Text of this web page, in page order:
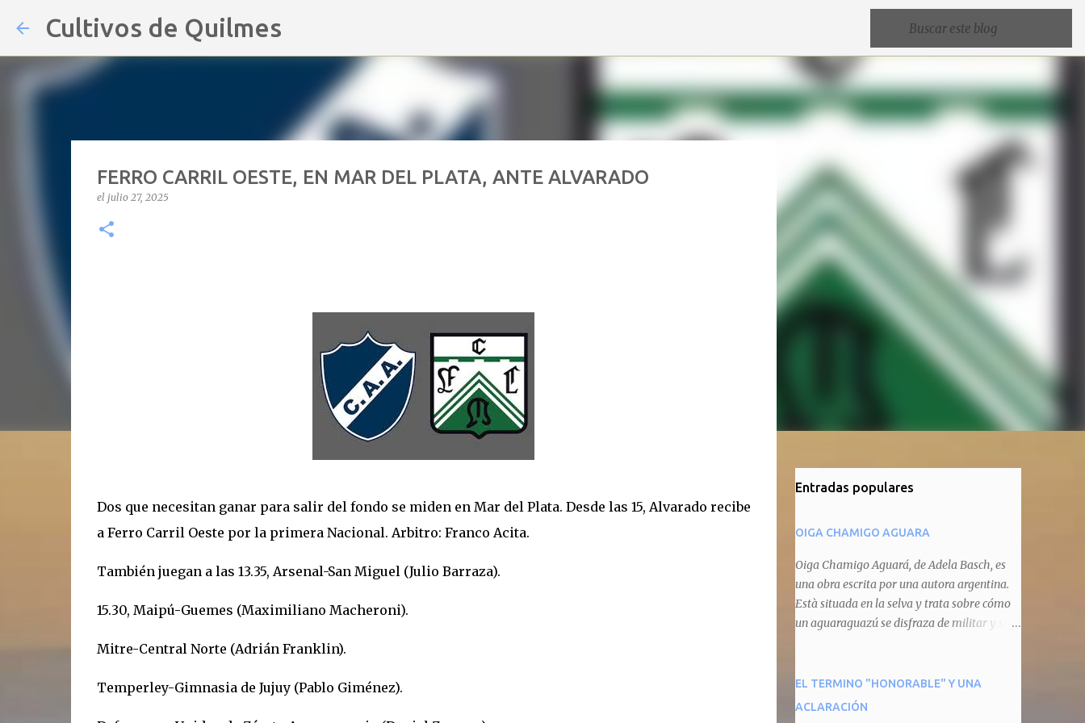
Cultivos de Quilmes
FERRO CARRIL OESTE, EN MAR DEL PLATA, ANTE ALVARADO
el julio 27, 2025
Dos que necesitan ganar para salir del fondo se miden en Mar del Plata. Desde las 15, Alvarado recibe
a Ferro Carril Oeste por la primera Nacional. Arbitro: Franco Acita.
También juegan a las 13.35, Arsenal-San Miguel (Julio Barraza).
15.30, Maipú-Guemes (Maximiliano Macheroni).
Mitre-Central Norte (Adrián Franklin).
Temperley-Gimnasia de Jujuy (Pablo Giménez).
Entradas populares
OIGA CHAMIGO AGUARA
Oiga Chamigo Aguará, de Adela Basch, es
una obra escrita por una autora argentina.
Està situada en la selva y trata sobre cómo
un aguaraguazú se disfraza de militar y se
animal que pretenda circular por ahí. En
primera instancia aparece Teteu, el tero,
EL TERMINO "HONORABLE" Y UNA
ACLARACIÓN